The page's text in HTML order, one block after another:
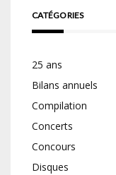
CATÉGORIES
25 ans
Bilans annuels
Compilation
Concerts
Concours
Disques